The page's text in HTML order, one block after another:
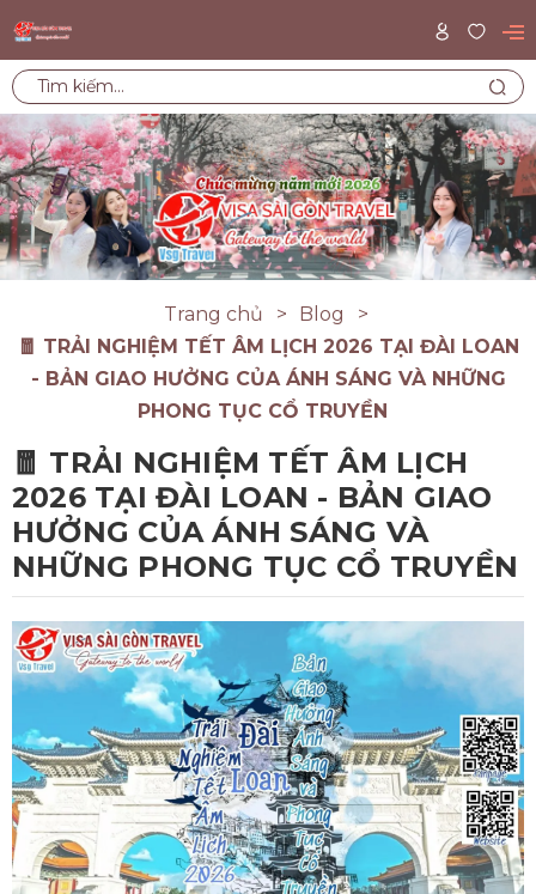
Trang chủ
Blog
🧧 TRẢI NGHIỆM TẾT ÂM LỊCH 2026 TẠI ĐÀI LOAN
- BẢN GIAO HƯỞNG CỦA ÁNH SÁNG VÀ NHỮNG
PHONG TỤC CỔ TRUYỀN
🧧 TRẢI NGHIỆM TẾT ÂM LỊCH
2026 TẠI ĐÀI LOAN - BẢN GIAO
HƯỞNG CỦA ÁNH SÁNG VÀ
NHỮNG PHONG TỤC CỔ TRUYỀN